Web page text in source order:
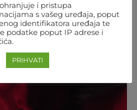
i pristupa
s vašeg uređaja, poput
identifikatora uređaja te
podatke poput IP adrese i
PRIHVATI